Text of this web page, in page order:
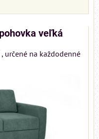
veľká
určené na každodenné